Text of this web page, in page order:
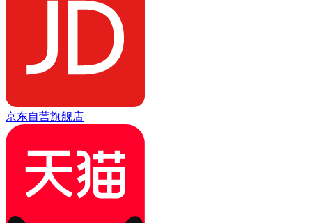
京东自营旗舰店